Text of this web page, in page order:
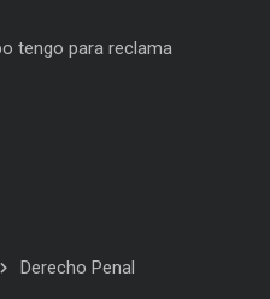
tengo para reclama
Derecho Penal